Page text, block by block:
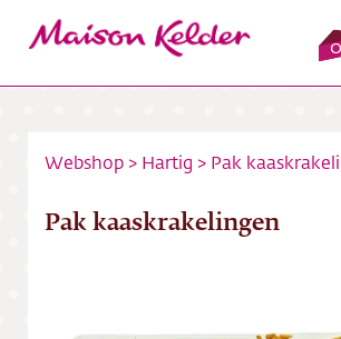
0
Inloggen
Webshop > Hartig > Pak
Pak kaaskrakelingen